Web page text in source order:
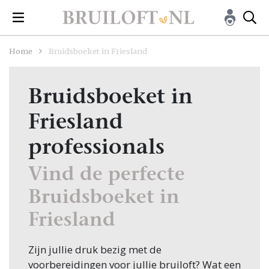
Home Bruidsboeket in Friesland
Bruidsboeket in
Friesland
professionals
Vind de perfecte
Bruidsboeket in
Friesland
Zijn jullie druk bezig met de
voorbereidingen voor jullie bruiloft? Wat een